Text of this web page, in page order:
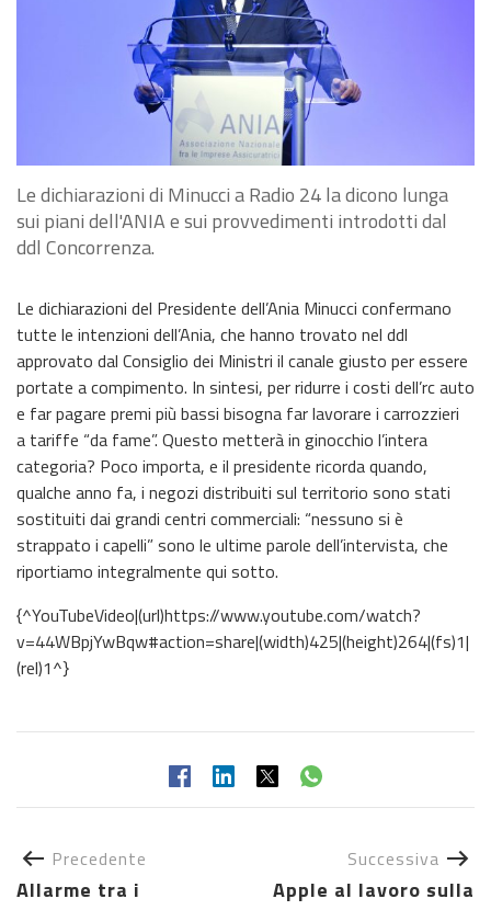
Le dichiarazioni di Minucci a Radio 24 la dicono lunga
sui piani dell'ANIA e sui provvedimenti introdotti dal
ddl Concorrenza.
Le dichiarazioni del Presidente dell’Ania Minucci confermano
tutte le intenzioni dell’Ania, che hanno trovato nel ddl
approvato dal Consiglio dei Ministri il canale giusto per essere
portate a compimento. In sintesi, per ridurre i costi dell’rc auto
e far pagare premi più bassi bisogna far lavorare i carrozzieri
a tariffe “da fame”. Questo metterà in ginocchio l’intera
categoria? Poco importa, e il presidente ricorda quando,
qualche anno fa, i negozi distribuiti sul territorio sono stati
sostituiti dai grandi centri commerciali: “nessuno si è
strappato i capelli” sono le ultime parole dell’intervista, che
riportiamo integralmente qui sotto.
{^YouTubeVideo|(url)https://www.youtube.com/watch?
v=44WBpjYwBqw#action=share|(width)425|(height)264|(fs)1|
(rel)1^}
Precedente
Allarme tra i
Successiva
Apple al lavoro sulla